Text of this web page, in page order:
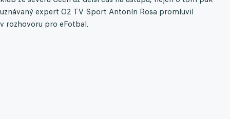
uznávaný expert O2 TV Sport Antonín Rosa promluvil
v rozhovoru pro eFotbal.